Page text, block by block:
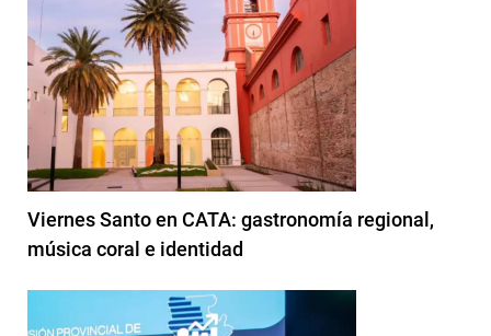
Viernes Santo en CATA: gastronomía regional,
música coral e identidad